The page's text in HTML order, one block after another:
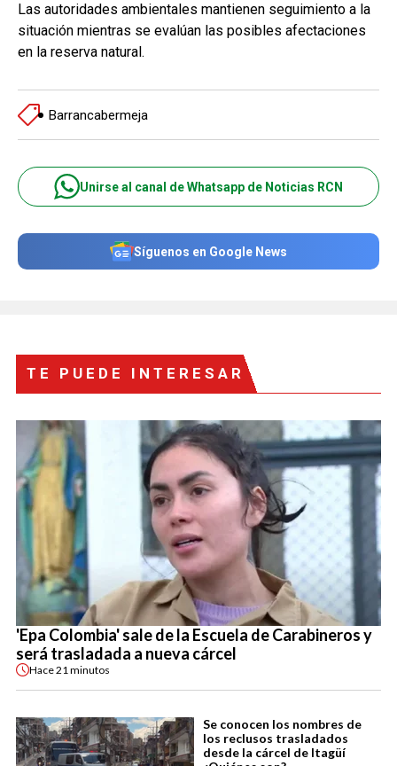
Las autoridades ambientales mantienen seguimiento a la
situación mientras se evalúan las posibles afectaciones
en la reserva natural.
Barrancabermeja
Unirse al canal de Whatsapp de Noticias RCN
Síguenos en Google News
TE PUEDE INTERESAR
'Epa Colombia' sale de la Escuela de Carabineros y
será trasladada a nueva cárcel
Hace21 minutos
Se conocen los nombres de
los reclusos trasladados
desde la cárcel de Itagüí